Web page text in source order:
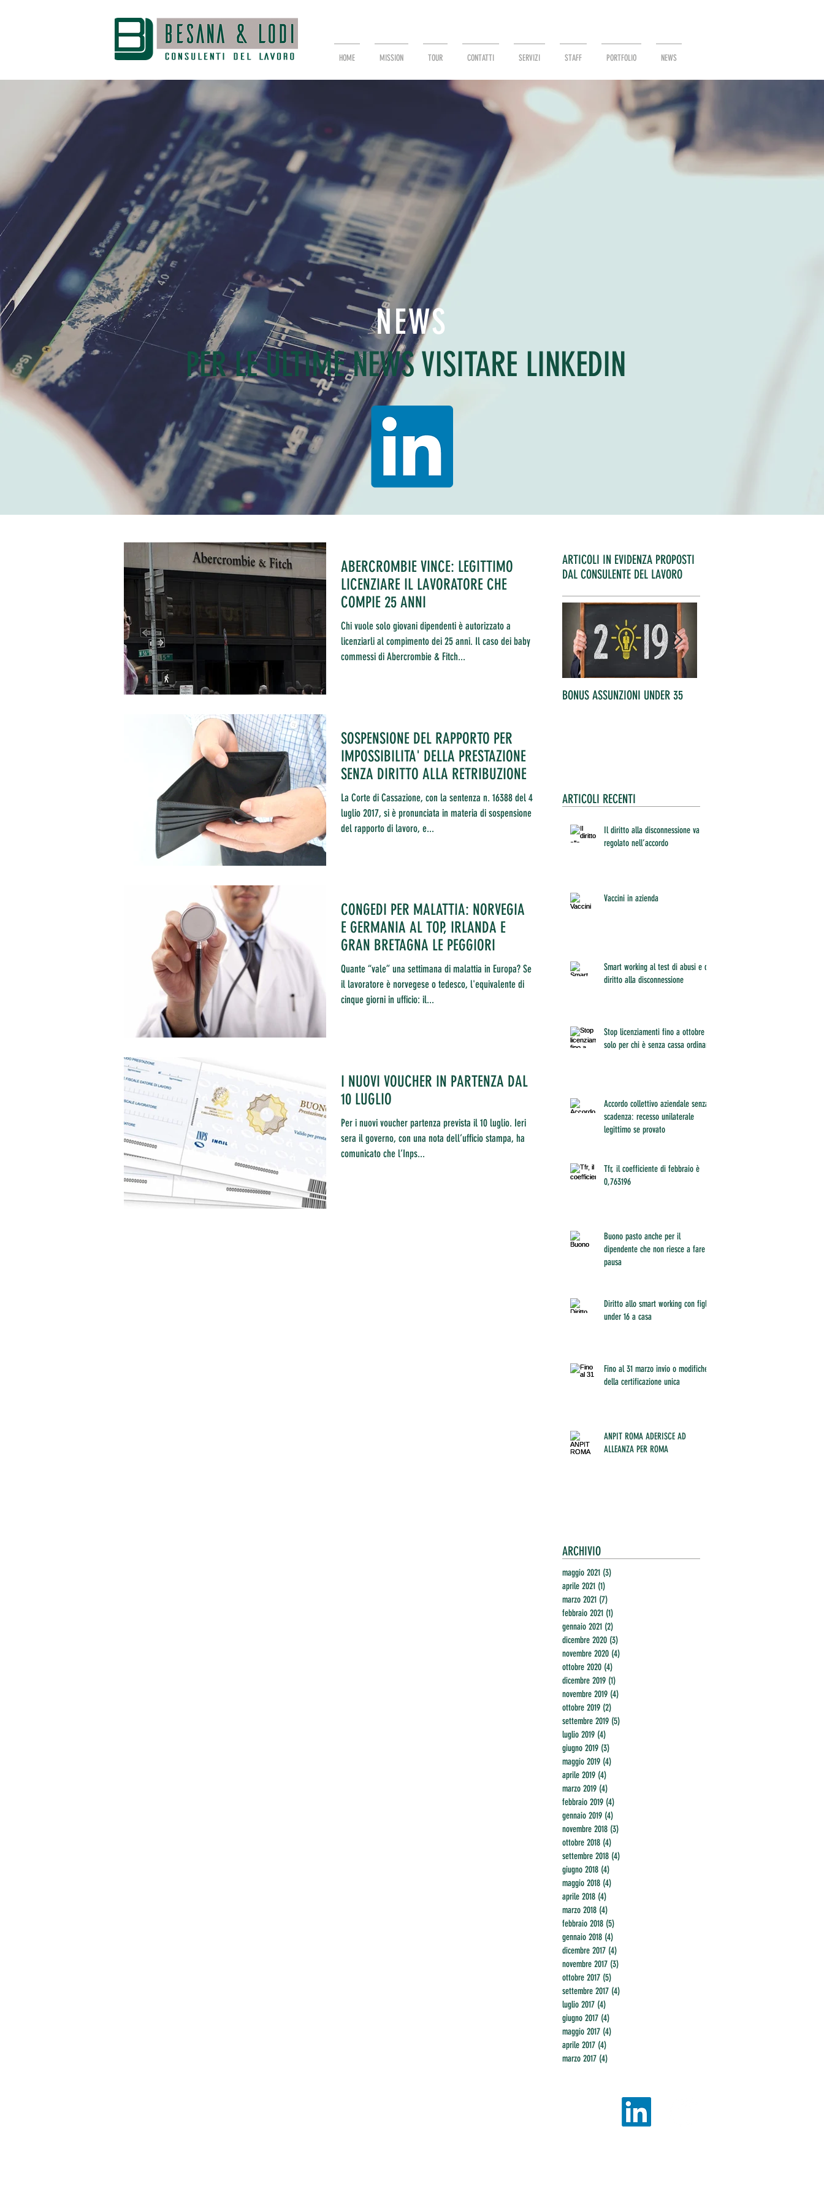
HOME MISSION TOUR CONTATTI SERVIZI STAFF PORTFOLIO NEWS
NEWS
PER LE ULTIME NEWS VISITARE LINKEDIN
ABERCROMBIE VINCE: LEGITTIMO
LICENZIARE IL LAVORATORE CHE
COMPIE 25 ANNI
Chi vuole solo giovani dipendenti è autorizzato a
licenziarli al compimento dei 25 anni. Il caso dei baby
commessi di Abercrombie & Fitch...
SOSPENSIONE DEL RAPPORTO PER
IMPOSSIBILITA' DELLA PRESTAZIONE
SENZA DIRITTO ALLA RETRIBUZIONE
La Corte di Cassazione, con la sentenza n. 16388 del 4
luglio 2017, si è pronunciata in materia di sospensione
del rapporto di lavoro, e...
CONGEDI PER MALATTIA: NORVEGIA
E GERMANIA AL TOP, IRLANDA E
GRAN BRETAGNA LE PEGGIORI
Quante “vale” una settimana di malattia in Europa? Se
il lavoratore è norvegese o tedesco, l'equivalente di
cinque giorni in ufficio: il...
I NUOVI VOUCHER IN PARTENZA DAL
10 LUGLIO
Per i nuovi voucher partenza prevista il 10 luglio. Ieri
sera il governo, con una nota dell’ufficio stampa, ha
comunicato che l’Inps...
ARTICOLI IN EVIDENZA PROPOSTI
DAL CONSULENTE DEL LAVORO
BONUS ASSUNZIONI UNDER 35
ARTICOLI RECENTI
Il diritto alla disconnessione va
regolato nell’accordo
Vaccini in azienda
Smart working al test di abusi e del
diritto alla disconnessione
Stop licenziamenti fino a ottobre
solo per chi è senza cassa ordinaria
Accordo collettivo aziendale senza
scadenza: recesso unilaterale
legittimo se provato
Tfr, il coefficiente di febbraio è
0,763196
Buono pasto anche per il
dipendente che non riesce a fare
pausa
Diritto allo smart working con figli
under 16 a casa
Fino al 31 marzo invio o modifiche
della certificazione unica
ANPIT ROMA ADERISCE AD
ALLEANZA PER ROMA
ARCHIVIO
maggio 2021 (3)
aprile 2021 (1)
marzo 2021 (7)
febbraio 2021 (1)
gennaio 2021 (2)
dicembre 2020 (3)
novembre 2020 (4)
ottobre 2020 (4)
dicembre 2019 (1)
novembre 2019 (4)
ottobre 2019 (2)
settembre 2019 (5)
luglio 2019 (4)
giugno 2019 (3)
maggio 2019 (4)
aprile 2019 (4)
marzo 2019 (4)
febbraio 2019 (4)
gennaio 2019 (4)
novembre 2018 (3)
ottobre 2018 (4)
settembre 2018 (4)
giugno 2018 (4)
maggio 2018 (4)
aprile 2018 (4)
marzo 2018 (4)
febbraio 2018 (5)
gennaio 2018 (4)
dicembre 2017 (4)
novembre 2017 (3)
ottobre 2017 (5)
settembre 2017 (4)
luglio 2017 (4)
giugno 2017 (4)
maggio 2017 (4)
aprile 2017 (4)
marzo 2017 (4)